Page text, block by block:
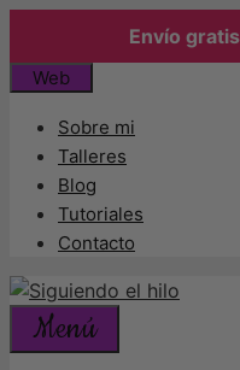
Envío gratis
Saltar
contenido
Web
Sobre mi
Talleres
Blog
Tutoriales
Contacto
Menú